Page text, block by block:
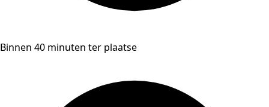
Binnen 40 minuten ter plaatse